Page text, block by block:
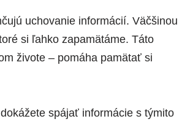
uchovanie informácií. Väčšinou
si ľahko zapamätáme. Táto
živote – pomáha pamätať si
spájať informácie s týmito